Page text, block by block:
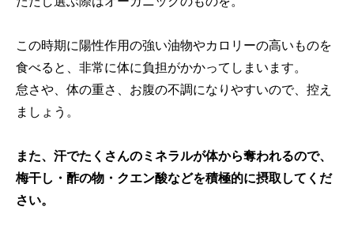
この時期に陽性作用の強い油物やカロリーの高いものを
食べると、非常に体に負担がかかってしまいます。
怠さや、体の重さ、お腹の不調になりやすいので、控え
ましょう。
また、汗でたくさんのミネラルが体から奪われるので、
梅干し・酢の物・クエン酸などを積極的に摂取してくだ
さい。